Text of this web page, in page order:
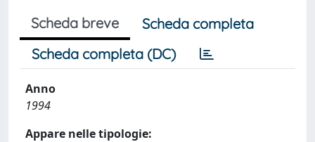
Scheda breve
Scheda completa
Scheda completa (DC)
Anno
1994
Appare nelle tipologie: